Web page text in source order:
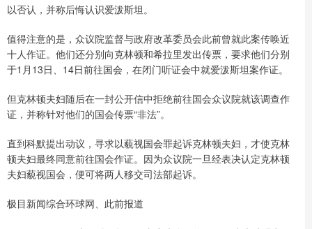
以否认，并称后悔认识爱泼斯坦。
值得注意的是，众议院监督与政府改革委员会此前曾就此案传唤近
十人作证。他们还分别向克林顿和希拉里发出传票，要求他们分别
于1月13日、14日前往国会，在闭门听证会中就爱泼斯坦案作证。
但克林顿夫妇随后在一封公开信中拒绝前往国会众议院就该调查作
证，并称针对他们的国会传票“非法”。
直到科默提出动议，寻求以藐视国会罪起诉克林顿夫妇，才使克林
顿夫妇最终同意前往国会作证。因为众议院一旦经表决认定克林顿
夫妇藐视国会，便可将两人移交司法部起诉。
极目新闻综合环球网、此前报道